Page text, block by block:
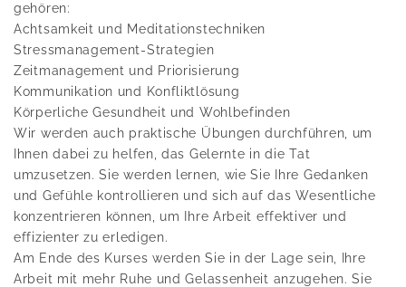
gehören:
Achtsamkeit und Meditationstechniken
Stressmanagement-Strategien
Zeitmanagement und Priorisierung
Kommunikation und Konfliktlösung
Körperliche Gesundheit und Wohlbefinden
Wir werden auch praktische Übungen durchführen, um
Ihnen dabei zu helfen, das Gelernte in die Tat
umzusetzen. Sie werden lernen, wie Sie Ihre Gedanken
und Gefühle kontrollieren und sich auf das Wesentliche
konzentrieren können, um Ihre Arbeit effektiver und
effizienter zu erledigen.
Am Ende des Kurses werden Sie in der Lage sein, Ihre
Arbeit mit mehr Ruhe und Gelassenheit anzugehen. Sie